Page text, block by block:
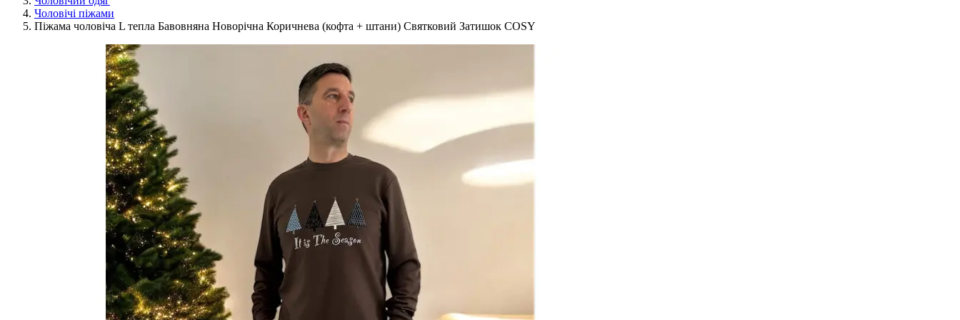
Чоловічі піжами
Піжама чоловіча L тепла Бавовняна Новорічна Коричнева (кофта + штани) Святковий Затишок COSY